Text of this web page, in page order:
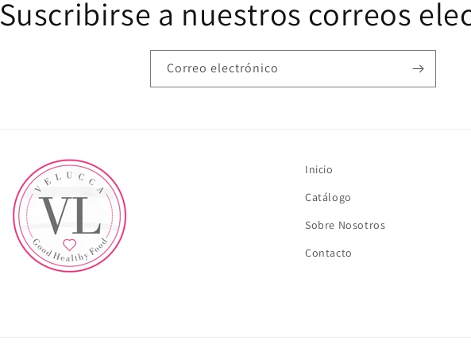
Suscribirse a nuestros correos
Correo electrónico
Inicio
Catálogo
Sobre Nosotros
Contacto